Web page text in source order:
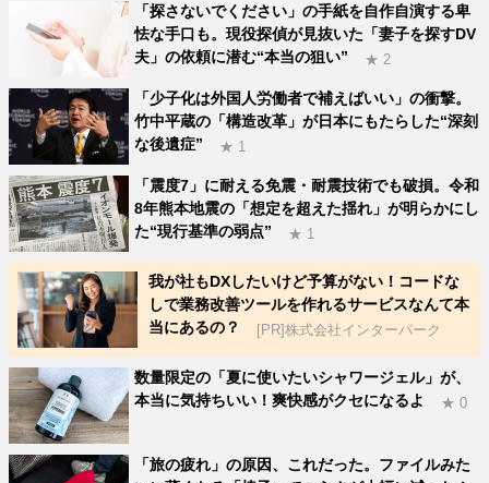
「探さないでください」の手紙を自作自演する卑
怯な手口も。現役探偵が見抜いた「妻子を探すDV
夫」の依頼に潜む“本当の狙い”
★ 2
「少子化は外国人労働者で補えばいい」の衝撃。
竹中平蔵の「構造改革」が日本にもたらした“深刻
な後遺症”
★ 1
「震度7」に耐える免震・耐震技術でも破損。令和
8年熊本地震の「想定を超えた揺れ」が明らかにし
た“現行基準の弱点”
★ 1
我が社もDXしたいけど予算がない！コードな
しで業務改善ツールを作れるサービスなんて本
当にあるの？
[PR]株式会社インターパーク
数量限定の「夏に使いたいシャワージェル」が、
本当に気持ちいい！爽快感がクセになるよ
★ 0
「旅の疲れ」の原因、これだった。ファイルみた